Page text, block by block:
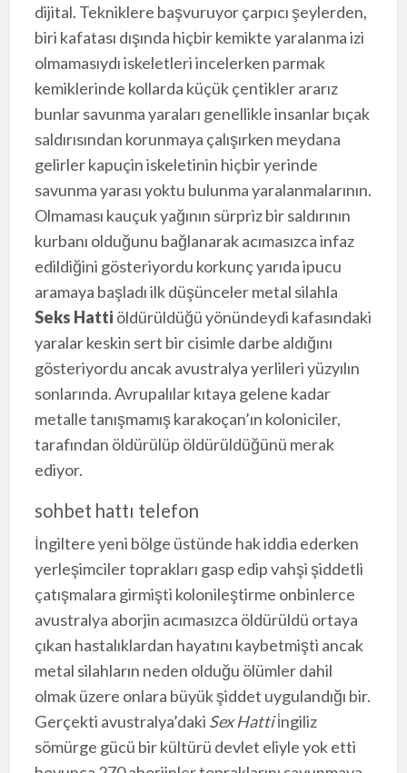
dijital. Tekniklere başvuruyor çarpıcı şeylerden,
biri kafatası dışında hiçbir kemikte yaralanma izi
olmamasıydı iskeletleri incelerken parmak
kemiklerinde kollarda küçük çentikler ararız
bunlar savunma yaraları genellikle insanlar bıçak
saldırısından korunmaya çalışırken meydana
gelirler kapuçin iskeletinin hiçbir yerinde
savunma yarası yoktu bulunma yaralanmalarının.
Olmaması kauçuk yağının sürpriz bir saldırının
kurbanı olduğunu bağlanarak acımasızca infaz
edildiğini gösteriyordu korkunç yarıda ipucu
aramaya başladı ilk düşünceler metal silahla
Seks Hatti öldürüldüğü yönündeydi kafasındaki
yaralar keskin sert bir cisimle darbe aldığını
gösteriyordu ancak avustralya yerlileri yüzyılın
sonlarında. Avrupalılar kıtaya gelene kadar
metalle tanışmamış karakoçan’ın koloniciler,
tarafından öldürülüp öldürüldüğünü merak
ediyor.
sohbet hattı telefon
İngiltere yeni bölge üstünde hak iddia ederken
yerleşimciler toprakları gasp edip vahşi şiddetli
çatışmalara girmişti kolonileştirme onbinlerce
avustralya aborjin acımasızca öldürüldü ortaya
çıkan hastalıklardan hayatını kaybetmişti ancak
metal silahların neden olduğu ölümler dahil
olmak üzere onlara büyük şiddet uygulandığı bir.
Gerçekti avustralya’daki Sex Hattii̇ngiliz
sömürge gücü bir kültürü devlet eliyle yok etti